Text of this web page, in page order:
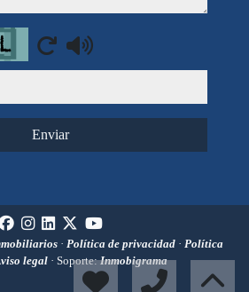
Enviar
· Política de privacidad · Política
legal · Soporte:Inmobigrama